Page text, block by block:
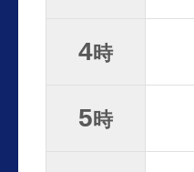
4時
5時